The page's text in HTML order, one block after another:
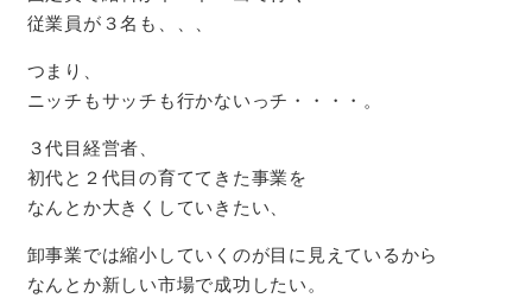
従業員が３名も、、、
つまり、
ニッチもサッチも行かないっチ・・・・。
３代目経営者、
初代と２代目の育ててきた事業を
なんとか大きくしていきたい、
卸事業では縮小していくのが目に見えているから
なんとか新しい市場で成功したい。